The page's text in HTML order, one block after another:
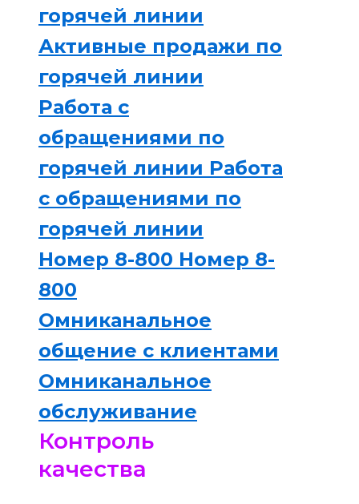
горячей линии
Активные продажи по
горячей линии
Работа с
обращениями по
горячей линии Работа
с обращениями по
горячей линии
Номер 8-800 Номер 8-
800
Омниканальное
общение с клиентами
Омниканальное
обслуживание
Контроль
качества